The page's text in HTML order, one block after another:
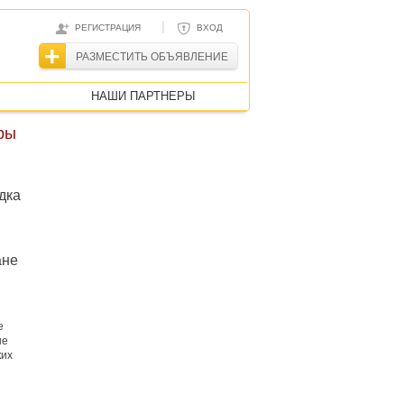
РЕГИСТРАЦИЯ | ВХОД
РАЗМЕСТИТЬ ОБЪЯВЛЕНИЕ
НАШИ ПАРТНЕРЫ